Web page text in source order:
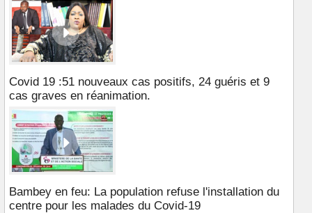
Covid 19 :51 nouveaux cas positifs, 24 guéris et 9
cas graves en réanimation.
Bambey en feu: La population refuse l'installation du
centre pour les malades du Covid-19